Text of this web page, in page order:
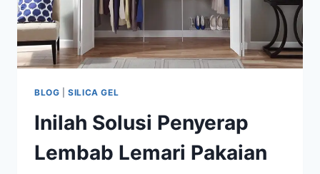
BLOG |SILICA GEL
Inilah Solusi Penyerap
Lembab Lemari Pakaian